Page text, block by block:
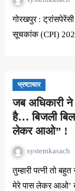
गोरखपुर : ट्रांसपेरेंसी इंटरनेशनल द्वारा जारी भ्रष्टाचार धारणा
सूचकांक (CPI)
भ्रष्टाचार
जब अधिकारी ने
है… बिजली बिल
लेकर आओ” !
systemkasach
तुम्हारी पत्नी तो बहुत सुंदर है… बिजली बिल ठीक कराना है पत्नी को
मेरे पास लेकर आओ’